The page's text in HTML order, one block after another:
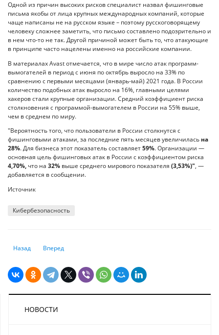
Одной из причин высоких рисков специалист назвал фишинговые
письма якобы от лица крупных международных компаний, которые
чаще написаны не на русском языке – поэтому русскоговорящему
человеку сложнее заметить, что письмо составлено подозрительно и
в нем что-то не так. Другой причиной может быть то, что атакующие
в принципе часто нацелены именно на российские компании.
В материалах Avast отмечается, что в мире число атак программ-
вымогателей в период с июня по октябрь выросло на 33% по
сравнению с первыми месяцами (январь-май) 2021 года. В России
количество подобных атак выросло на 16%, главными целями
хакеров стали крупные организации. Средний коэффициент риска
столкновения с программой-вымогателем в России на 55% выше,
чем в среднем по миру.
"Вероятность того, что пользователи в России столкнутся с
фишинговыми атаками, за последние пять месяцев увеличилась на
28%. Для бизнеса этот показатель составляет59%. Организации —
основная цель фишинговых атак в России с коэффициентом риска
4,70%, что на 32% выше среднего мирового показателя (3,53%)", —
добавляется в сообщении.
Источник
Кибербезопасность
Предыдущий: Цифровая гигиена: простые правила для защиты от
Назад Следующий: В Евросоюзе придумали, как ограничить
Вперед
НОВОСТИ